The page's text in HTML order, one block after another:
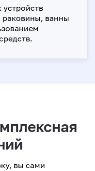
устройств
раковины, ванны
вы сами